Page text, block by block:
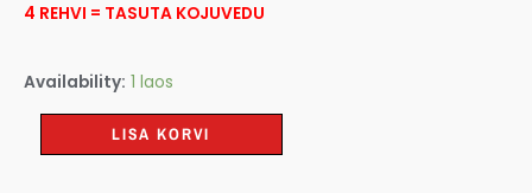
4 REHVI = TASUTA KOJUVEDU
Availability: 1 laos
LISA KORVI